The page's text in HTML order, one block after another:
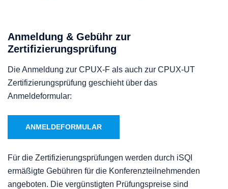
Anmeldung & Gebühr zur
Zertifizierungsprüfung
Die Anmeldung zur CPUX-F als auch zur CPUX-UT
Zertifizierungsprüfung geschieht über das
Anmeldeformular:
ANMELDEFORMULAR
Für die Zertifizierungsprüfungen werden durch iSQI
ermäßigte Gebühren für die Konferenzteilnehmenden
angeboten. Die vergünstigten Prüfungspreise sind